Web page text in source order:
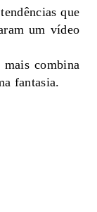
que
um vídeo
combina
fantasia.